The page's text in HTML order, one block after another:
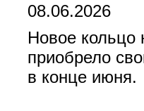
08.06.2026
Новое кольцо
приобрело
в конце июня.